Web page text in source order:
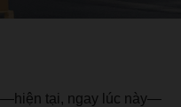
—hiện tại, ngay l úc này—